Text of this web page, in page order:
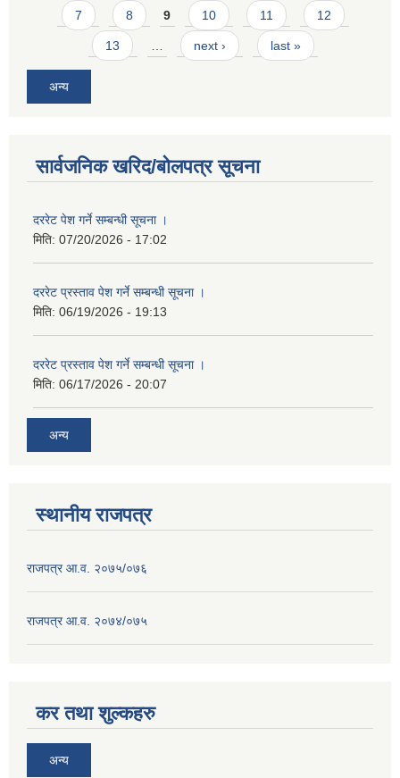
7 8 9 10 11 12
13 next › last »
अन्य
सार्वजनिक खरिद/बोलपत्र सूचना
दररेट पेश गर्ने सम्बन्धी सूचना ।
मिति: 07/20/2026 - 17:02
दररेट प्रस्ताव पेश गर्ने सम्बन्धी सूचना ।
मिति: 06/19/2026 - 19:13
दररेट प्रस्ताव पेश गर्ने सम्बन्धी सूचना ।
मिति: 06/17/2026 - 20:07
अन्य
स्थानीय राजपत्र
राजपत्र आ.व. २०७५/०७६
राजपत्र आ.व. २०७४/०७५
कर तथा शुल्कहरु
अन्य